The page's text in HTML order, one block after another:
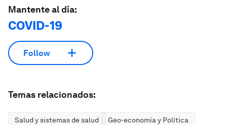
Mantente al día:
COVID-19
Follow
Temas relacionados:
Salud y sistemas de salud Geo-economía y Política